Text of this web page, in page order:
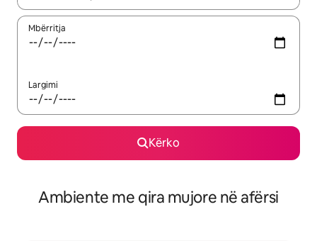
Mbërritja
Largimi
Kërko
Ambiente me qira mujore në afërsi